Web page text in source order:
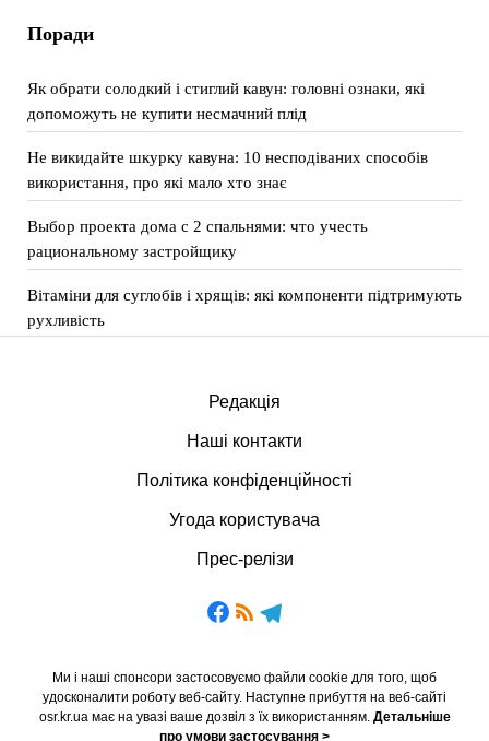
Поради
Як обрати солодкий і стиглий кавун: головні ознаки, які
допоможуть не купити несмачний плід
Не викидайте шкурку кавуна: 10 несподіваних способів
використання, про які мало хто знає
Выбор проекта дома с 2 спальнями: что учесть
рациональному застройщику
Вітаміни для суглобів і хрящів: які компоненти підтримують
рухливість
Редакція
Наші контакти
Політика конфіденційності
Угода користувача
Прес-релізи
Ми і наші спонсори застосовуємо файли cookie для того, щоб
удосконалити роботу веб-сайту. Наступне прибуття на веб-сайті
osr.kr.ua має на увазі ваше дозвіл з їх використанням. Детальніше
про умови застосування >